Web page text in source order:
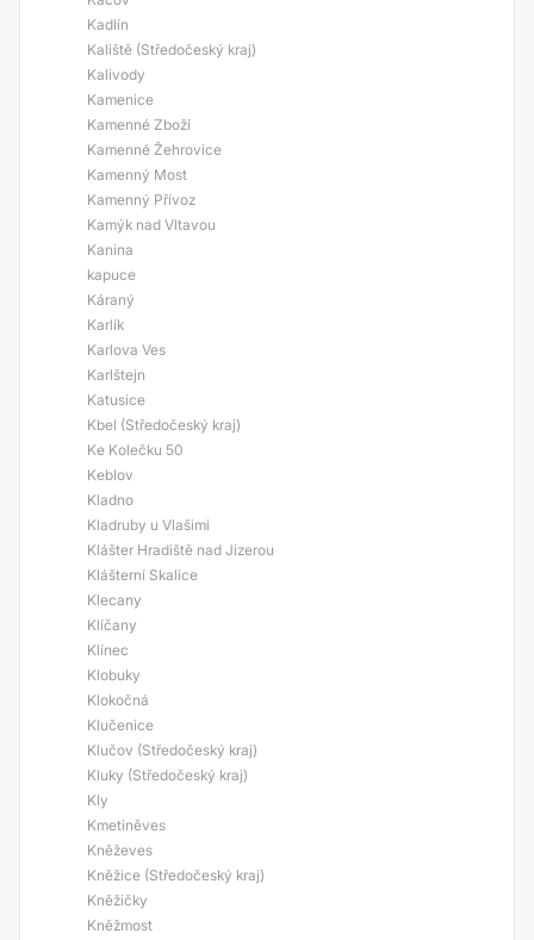
Kadlín
Kaliště (Středočeský kraj)
Kalivody
Kamenice
Kamenné Zboží
Kamenné Žehrovice
Kamenný Most
Kamenný Přívoz
Kamýk nad Vltavou
Kanina
kapuce
Káraný
Karlík
Karlova Ves
Karlštejn
Katusice
Kbel (Středočeský kraj)
Ke Kolečku 50
Keblov
Kladno
Kladruby u Vlašimi
Klášter Hradiště nad Jizerou
Klášterní Skalice
Klecany
Klíčany
Klínec
Klobuky
Klokočná
Klučenice
Klučov (Středočeský kraj)
Kluky (Středočeský kraj)
Kly
Kmetiněves
Kněževes
Kněžice (Středočeský kraj)
Kněžičky
Kněžmost